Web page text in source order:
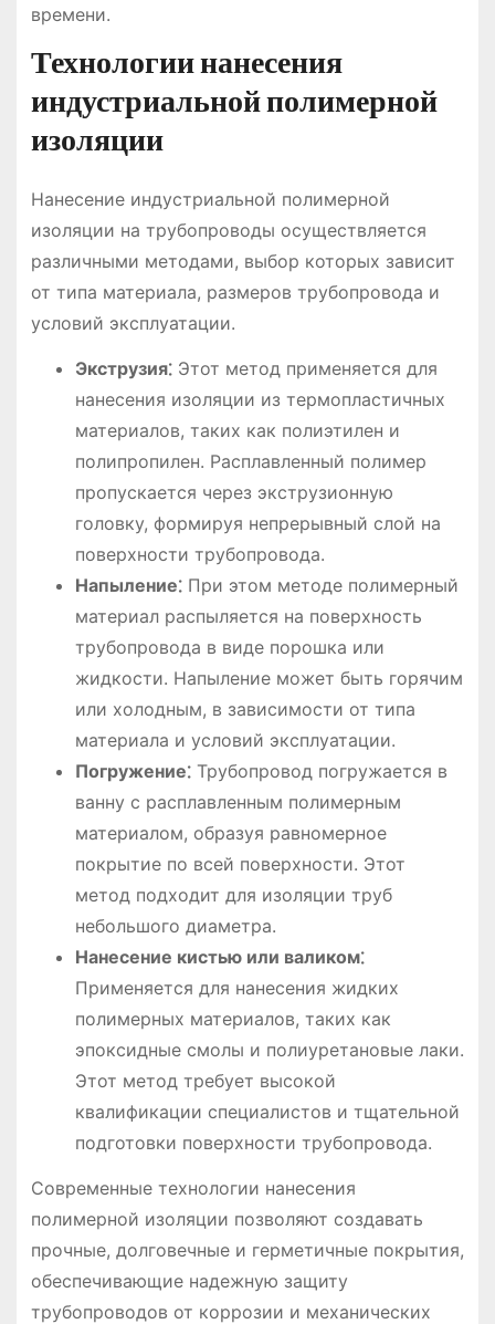
времени.
Технологии нанесения
индустриальной полимерной
изоляции
Нанесение индустриальной полимерной
изоляции на трубопроводы осуществляется
различными методами, выбор которых зависит
от типа материала, размеров трубопровода и
условий эксплуатации.
Экструзия⁚Этот метод применяется для
нанесения изоляции из термопластичных
материалов, таких как полиэтилен и
полипропилен. Расплавленный полимер
пропускается через экструзионную
головку, формируя непрерывный слой на
поверхности трубопровода.
Напыление⁚При этом методе полимерный
материал распыляется на поверхность
трубопровода в виде порошка или
жидкости. Напыление может быть горячим
или холодным, в зависимости от типа
материала и условий эксплуатации.
Погружение⁚Трубопровод погружается в
ванну с расплавленным полимерным
материалом, образуя равномерное
покрытие по всей поверхности. Этот
метод подходит для изоляции труб
небольшого диаметра.
Нанесение кистью или валиком⁚
Применяется для нанесения жидких
полимерных материалов, таких как
эпоксидные смолы и полиуретановые лаки.
Этот метод требует высокой
квалификации специалистов и тщательной
подготовки поверхности трубопровода.
Современные технологии нанесения
полимерной изоляции позволяют создавать
прочные, долговечные и герметичные покрытия,
обеспечивающие надежную защиту
трубопроводов от коррозии и механических